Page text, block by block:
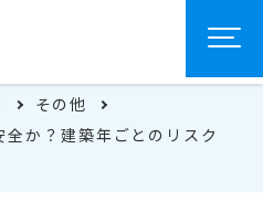
その他
か？建築年ごとのリスク